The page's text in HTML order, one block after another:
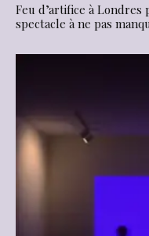
Feu d’artifice à Londres
spectacle à ne pas